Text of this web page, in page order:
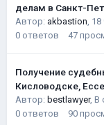
делам в Санкт-
Автор: akbastion, 18
0 ответов 47
Получение
Кисловодске,
Автор: bestlawyer, В
0 ответов 90